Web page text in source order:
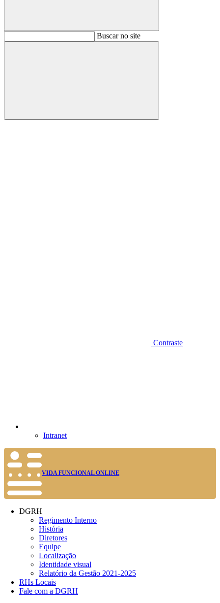
BuscarBuscar no site
Buscar
Contraste
Intranet
VIDA FUNCIONAL ONLINE
DGRH
Regimento Interno
História
Diretores
Equipe
Localização
Identidade visual
Relatório da Gestão 2021-2025
RHs Locais
Fale com a DGRH